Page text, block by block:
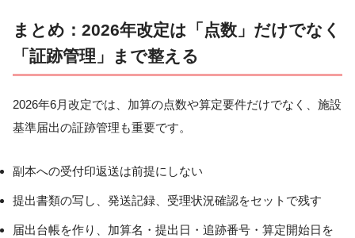
まとめ：2026年改定は「点数」だけでなく
「証跡管理」まで整える
2026年6月改定では、加算の点数や算定要件だけでなく、施設
基準届出の証跡管理も重要です。
副本への受付印返送は前提にしない
提出書類の写し、発送記録、受理状況確認をセットで残す
届出台帳を作り、加算名・提出日・追跡番号・算定開始日を